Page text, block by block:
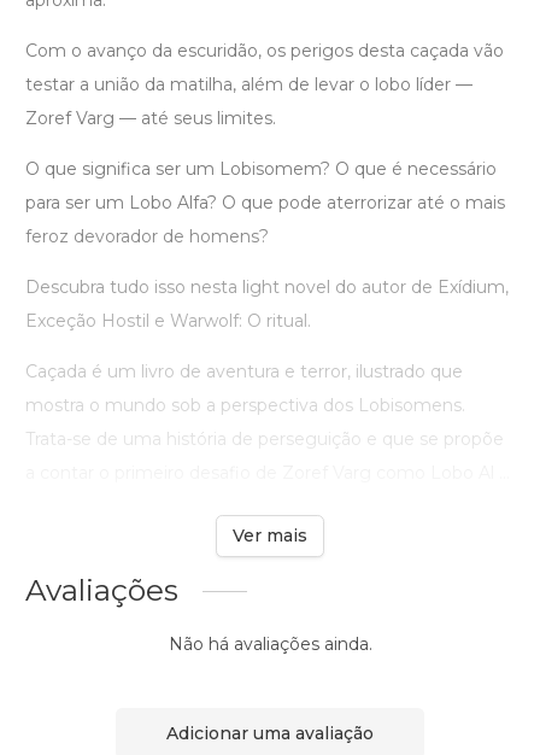
Com o avanço da escuridão, os perigos desta caçada vão
testar a união da matilha, além de levar o lobo líder —
Zoref Varg — até seus limites.
O que significa ser um Lobisomem? O que é necessário
para ser um Lobo Alfa? O que pode aterrorizar até o mais
feroz devorador de homens?
Descubra tudo isso nesta light novel do autor de Exídium,
Exceção Hostil e Warwolf: O ritual.
Caçada é um livro de aventura e terror, ilustrado que
mostra o mundo sob a perspectiva dos Lobisomens.
Trata-se de uma história de perseguição e que se propõe
Ver mais
Avaliações
Não há avaliações ainda.
Adicionar uma avaliação